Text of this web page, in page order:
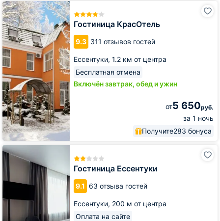
Гостиница КрасОтель
9.3 311 отзывов гостей
Ессентуки, 1.2 км от центра
Бесплатная отмена
Включён завтрак, обед и ужин
от5 650руб.
за 1 ночь
Получите283 бонуса
Гостиница
КрасОтель
Гостиница Ессентуки
9.1 63 отзыва гостей
Ессентуки, 200 м от центра
Оплата на сайте
Гостиница
Ессентуки